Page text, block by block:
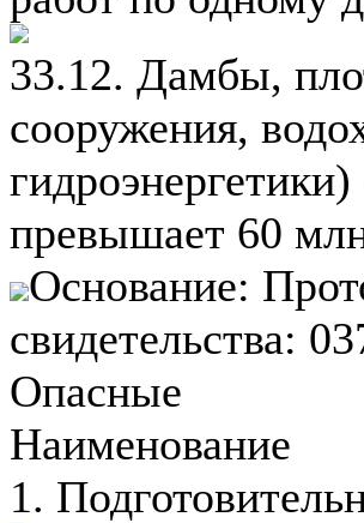
33.12. Дамбы,
сооружения,
превышает 60
Основание:
свидетельства:
Опасные
Наименование
1.